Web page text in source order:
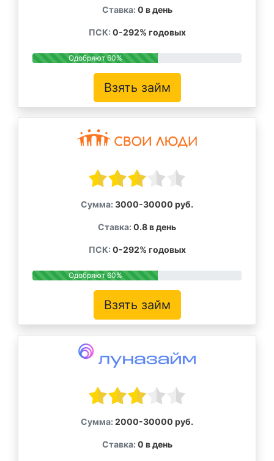
Ставка: 0 в день
ПСК: 0-292% годовых
Одобряют 60%
Взять займ
Сумма: 3000-30000 руб.
Ставка: 0.8 в день
ПСК: 0-292% годовых
Одобряют 60%
Взять займ
Сумма: 2000-30000 руб.
Ставка: 0 в день